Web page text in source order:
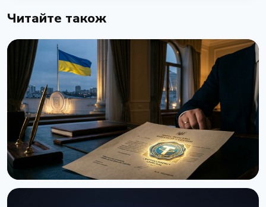
Читайте також